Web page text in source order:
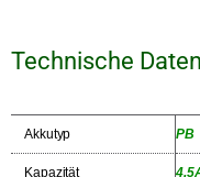
Technische Daten
Akkutyp PB
Kapazität